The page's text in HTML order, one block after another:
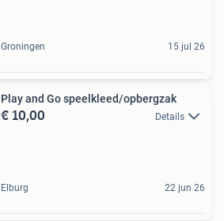
Groningen 15 jul 26
Play and Go speelkleed/opbergzak
€ 10,00 Details
Elburg 22 jun 26